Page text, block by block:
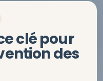
clé pour
des